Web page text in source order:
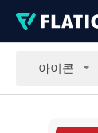
아이콘